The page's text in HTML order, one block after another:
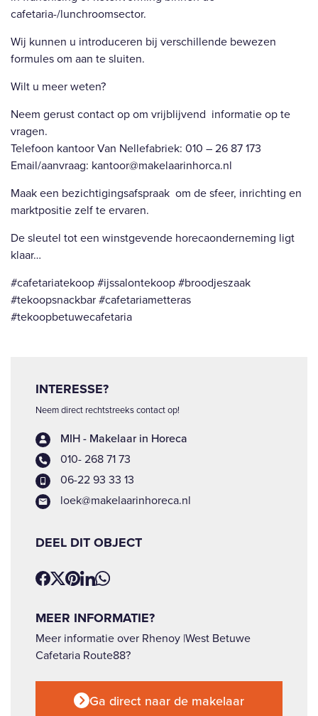
cafetaria-/lunchroomsector.
Wij kunnen u introduceren bij verschillende bewezen
formules om aan te sluiten.
Wilt u meer weten?
Neem gerust contact op om vrijblijvend informatie op te
vragen.
Telefoon kantoor Van Nellefabriek: 010 – 26 87 173
Email/aanvraag: kantoor@makelaarinhorca.nl
Maak een bezichtigingsafspraak om de sfeer, inrichting en
marktpositie zelf te ervaren.
De sleutel tot een winstgevende horecaonderneming ligt
klaar…
#cafetariatekoop #ijssalontekoop #broodjeszaak
#tekoopsnackbar #cafetariametteras
#tekoopbetuwecafetaria
INTERESSE?
Neem direct rechtstreeks contact op!
MIH - Makelaar in Horeca
010- 268 71 73
06-22 93 33 13
loek@makelaarinhoreca.nl
DEEL DIT OBJECT
MEER INFORMATIE?
Meer informatie over Rhenoy |West Betuwe
Cafetaria Route88?
Ga direct naar de makelaar